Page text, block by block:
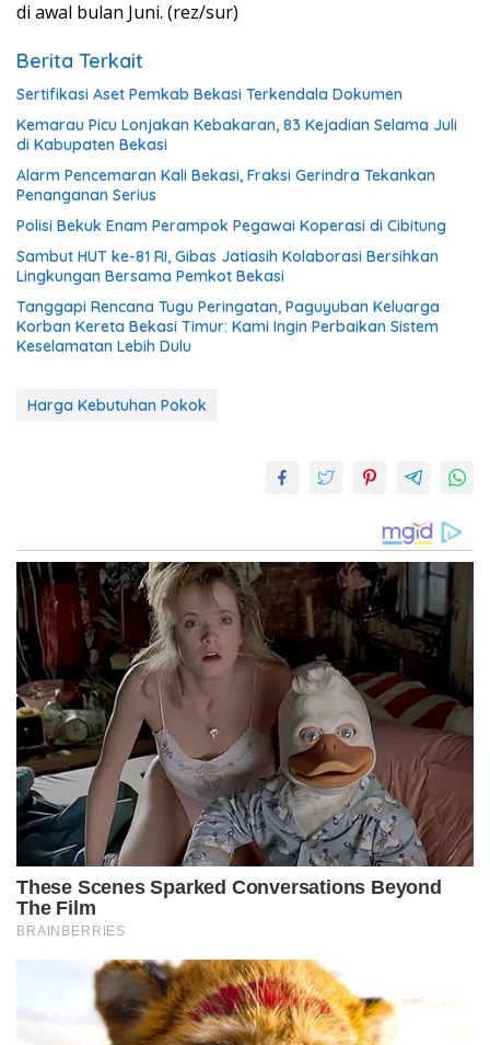
di awal bulan Juni. (rez/sur)
Berita Terkait
Sertifikasi Aset Pemkab Bekasi Terkendala Dokumen
Kemarau Picu Lonjakan Kebakaran, 83 Kejadian Selama Juli
di Kabupaten Bekasi
Alarm Pencemaran Kali Bekasi, Fraksi Gerindra Tekankan
Penanganan Serius
Polisi Bekuk Enam Perampok Pegawai Koperasi di Cibitung
Sambut HUT ke-81 RI, Gibas Jatiasih Kolaborasi Bersihkan
Lingkungan Bersama Pemkot Bekasi
Tanggapi Rencana Tugu Peringatan, Paguyuban Keluarga
Korban Kereta Bekasi Timur: Kami Ingin Perbaikan Sistem
Keselamatan Lebih Dulu
Harga Kebutuhan Pokok